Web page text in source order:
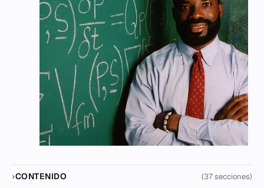
CONTENIDO (37 secciones)